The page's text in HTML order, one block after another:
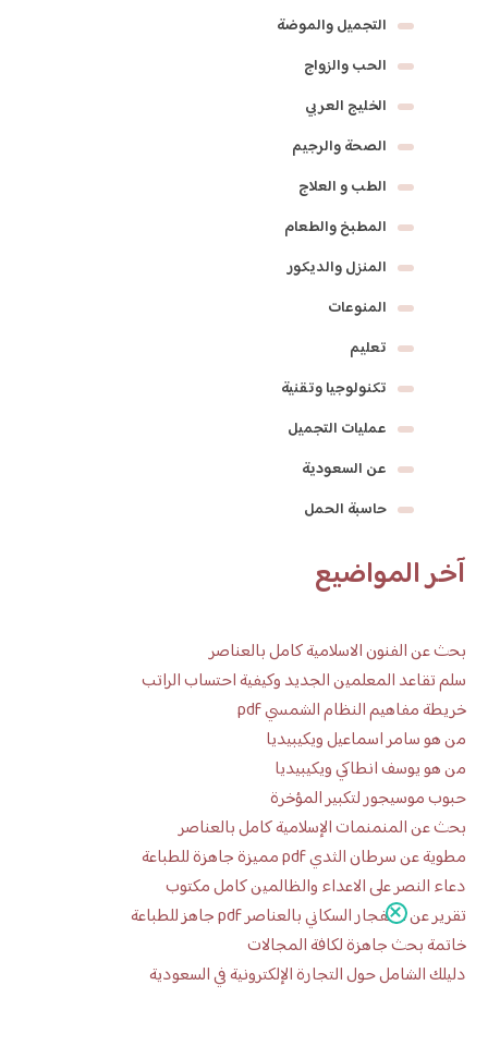
التجميل والموضة
الحب والزواج
الخليج العربي
الصحة والرجيم
الطب و العلاج
المطبخ والطعام
المنزل والديكور
المنوعات
تعليم
تكنولوجيا وتقنية
عمليات التجميل
عن السعودية
حاسبة الحمل
آخر المواضيع
بحث عن الفنون الاسلامية كامل بالعناصر
سلم تقاعد المعلمين الجديد وكيفية احتساب الراتب
خريطة مفاهيم النظام الشمسي pdf
من هو سامر اسماعيل ويكيبيديا
من هو يوسف انطاكي ويكيبيديا
حبوب موسيجور لتكبير المؤخرة
بحث عن المنمنمات الإسلامية كامل بالعناصر
مطوية عن سرطان الثدي pdf مميزة جاهزة للطباعة
دعاء النصر على الاعداء والظالمين كامل مكتوب
تقرير عن الانفجار السكاني بالعناصر pdf جاهز للطباعة
خاتمة بحث جاهزة لكافة المجالات
دليلك الشامل حول التجارة الإلكترونية في السعودية